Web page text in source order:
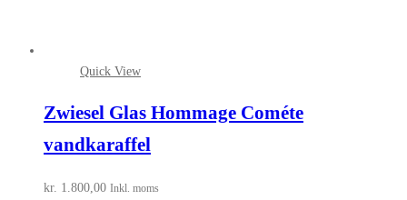
Quick View
Zwiesel Glas Hommage Cométe
vandkaraffel
kr. 1.800,00 Inkl. moms